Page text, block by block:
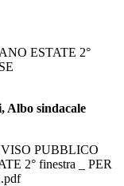
ESTATE 2°
Albo sindacale
PUBBLICO
2° finestra _ PER